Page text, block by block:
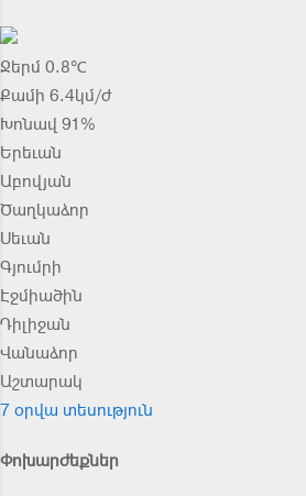
Ջերմ 0.8℃
Քամի 6.4կմ/ժ
Խոնավ 91%
Երեւան
Աբովյան
Ծաղկաձոր
Սեւան
Գյումրի
Էջմիածին
Դիլիջան
Վանաձոր
Աշտարակ
7 օրվա տեսություն
Փոխարժեքներ